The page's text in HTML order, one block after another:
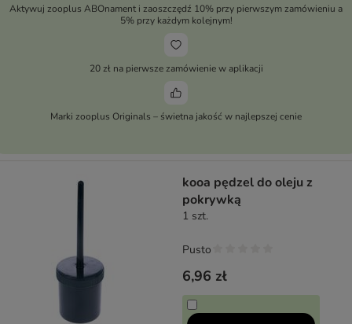
Aktywuj zooplus ABOnament i zaoszczędź 10% przy pierwszym zamówieniu a
5% przy każdym kolejnym!
20 zł na pierwsze zamówienie w aplikacji
Marki zooplus Originals – świetna jakość w najlepszej cenie
kooa pędzel do oleju z
pokrywką
1 szt.
6,96 zł
Pusto